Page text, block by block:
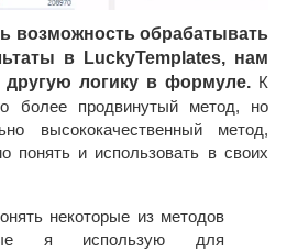
возможность обрабатывать
в LuckyTemplates, нам
другую логику в формуле. К
более продвинутый метод, но
высококачественный метод,
понять и использовать в своих
некоторые из методов
я использую для